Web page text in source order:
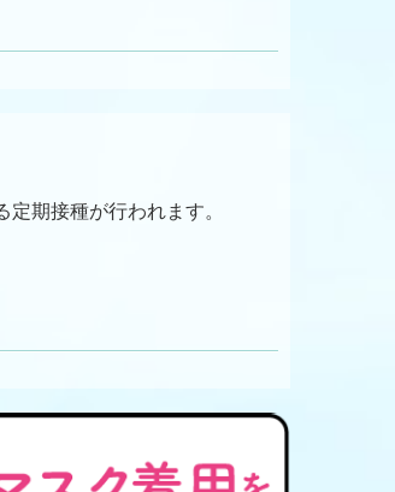
定期接種が行われます。